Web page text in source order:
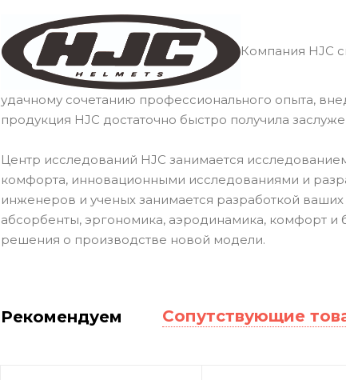
Компания HJC
удачному сочетанию профессионального опыта,
продукция HJC достаточно быстро получила
Центр исследований HJC занимается
комфорта, инновационными исследованиями и
инженеров и ученых занимается разработкой
абсорбенты, эргономика, аэродинамика, комфорт и
решения о производстве новой модели.
Рекомендуем Сопутствующие